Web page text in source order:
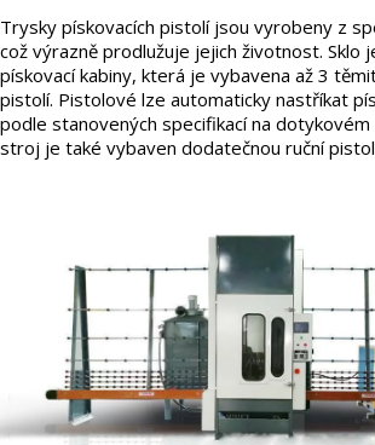
Trysky pískovacích pistolí jsou vyrobeny z
což výrazně prodlužuje jejich životnost. Sklo
pískovací kabiny, která je vybavena až 3
pistolí. Pistolové lze automaticky nastříkat
podle stanovených specifikací na dotykovém
stroj je také vybaven dodatečnou ruční